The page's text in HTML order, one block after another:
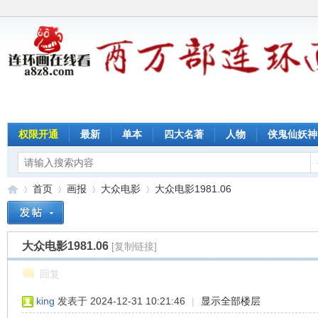
权限开通 最新 单本 四大名著 人物 侠鬼仙妖神
»
首页
›
画报
›
大众电影
›
大众电影1981.06
大众电影1981.06 [复制链接]
回复
king 发表于 2024-12-31 10:21:46 | 显示全部楼层